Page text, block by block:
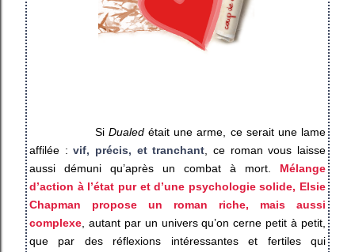
Si Dualedétait une arme, ce serait une lame
affilée :vif, précis, et tranchant , ce roman vous laisse
aussi démuni qu’après un combat à mort. Mélange
d’action à l’état pur et d’une psychologie solide, Elsie
Chapman propose un roman riche, mais aussi
complexe , autant par un univers qu’on cerne petit à petit,
que par des réflexions intéressantes et fertiles qui